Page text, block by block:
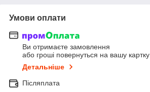
Умови оплати
Ви отримаєте замовлення
або гроші повернуться на вашу картку
Детальніше
Післяплата